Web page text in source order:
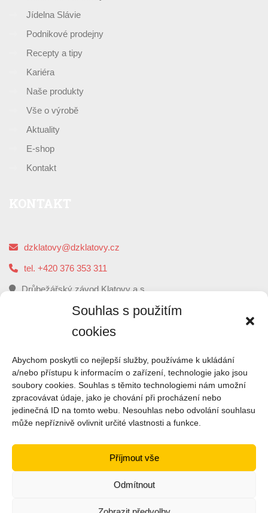
Souhlas s použitím
cookies
Abychom poskytli co nejlepší služby, používáme k ukládání
a/nebo přístupu k informacím o zařízení, technologie jako jsou
soubory cookies. Souhlas s těmito technologiemi nám umožní
zpracovávat údaje, jako je chování při procházení nebo
jedinečná ID na tomto webu. Nesouhlas nebo odvolání souhlasu
může nepříznivě ovlivnit určité vlastnosti a funkce.
Příjmout vše
Odmítnout
Jídelna Slávie
Podnikové prodejny
Recepty a tipy
Kariéra
Naše produkty
Vše o výrobě
Aktuality
E-shop
Kontakt
dzklatovy@dzklatovy.cz
tel. +420 376 353 311
Drůbežářský závod Klatovy a.s.
5. května 112, 339 01 Klatovy
ONÁS
Drůbežářský závod Klatovy je druhým největším
zpracovatelem kuřecího masa a výrobce uzenin z kuřecího
masa v České republice.